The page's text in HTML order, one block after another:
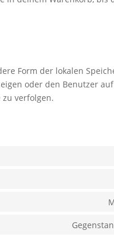
Form der lokalen
oder den Benutzer
verfolgen.